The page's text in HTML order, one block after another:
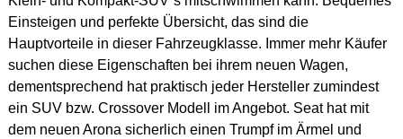
Einsteigen und perfekte Übersicht, das sind die
Hauptvorteile in dieser Fahrzeugklasse. Immer mehr Käufer
suchen diese Eigenschaften bei ihrem neuen Wagen,
dementsprechend hat praktisch jeder Hersteller zumindest
ein SUV bzw. Crossover Modell im Angebot. Seat hat mit
dem neuen Arona sicherlich einen Trumpf im Ärmel und